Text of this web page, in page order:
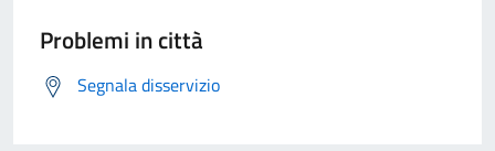
Problemi in città
Segnala disservizio